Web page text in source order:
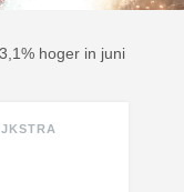
hoger in juni